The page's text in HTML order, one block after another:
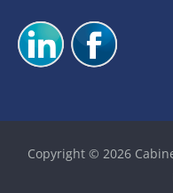
Copyright © 2026